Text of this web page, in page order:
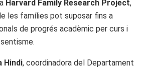
Harvard Family Research Project,
les famílies pot suposar fins a
de progrés acadèmic per curs i
Hindi, coordinadora del Departament